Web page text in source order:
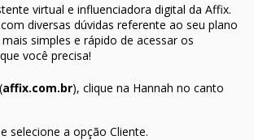
virtual e influenciadora digital da Affix.
diversas dúvidas referente ao seu plano
simples e rápido de acessar os
você precisa!
affix.com.br), clique na Hannah no canto
selecione a opção Cliente.